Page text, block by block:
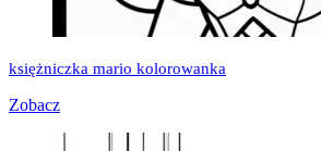
księżniczka mario kolorowanka
Zobacz